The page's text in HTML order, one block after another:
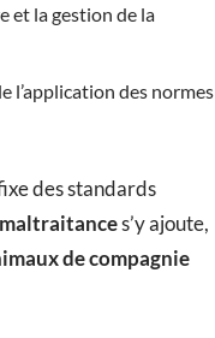
et la gestion de la
l’application des normes
des standards
s’y ajoute,
de compagnie